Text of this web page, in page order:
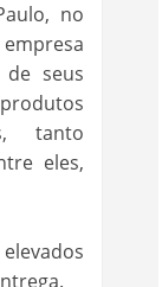
no
de seus
tanto
eles,